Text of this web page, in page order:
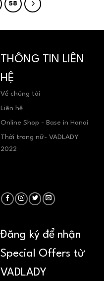
58
THÔNG TIN LIÊN
HỆ
Về chúng tôi
Liên hệ
Online Shop - Base in Hanoi
Thời trang nữ- VADLADY
2022
Đăng ký để nhận
Special Offers từ
VADLADY